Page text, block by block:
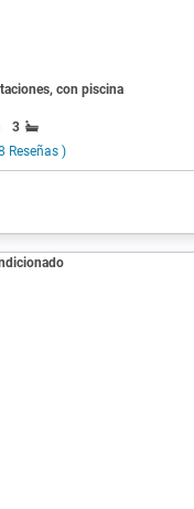
con piscina
3
Reseñas )